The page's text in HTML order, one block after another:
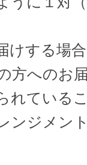
けする場
方へのお
れている
ンジメン